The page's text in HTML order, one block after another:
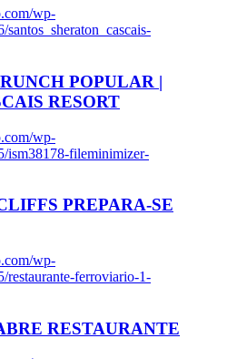
wp-
POPULAR |
RESORT
wp-
ism38178-fileminimizer-
PREPARA-SE
wp-
restaurante-ferroviario-1-
RESTAURANTE